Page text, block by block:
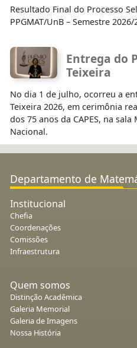
Resultado Final do Processo
PPGMAT/UnB – Semestre 2026/
Entrega do
Teixeira
No dia 1 de julho, ocorreu a
Teixeira 2026, em cerimônia
dos 75 anos da CAPES, na
Nacional.
Departamento de
Institucional
Chefia
Coordenações
Comissões
Infraestrutura
Quem somos
Distinção Acadêmica
Galeria Memorial
Galeria de Imagens
Nossa História